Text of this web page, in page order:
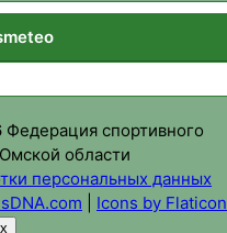
спортивного
области
персональных данных
Icons by Flaticon